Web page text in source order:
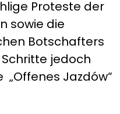
Proteste der
sowie die
Botschafters
jedoch
Jazdów“